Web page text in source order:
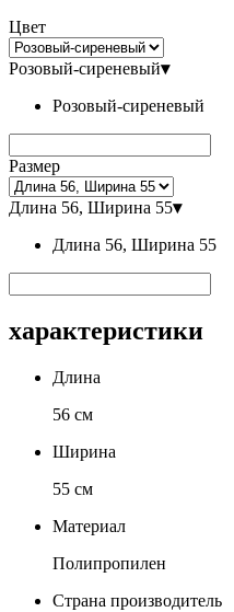
Цвет
Розовый-сиреневый▾
Розовый-сиреневый
Размер
Длина 56, Ширина 55▾
Длина 56, Ширина 55
характеристики
Длина
56 см
Ширина
55 см
Материал
Полипропилен
Страна производитель